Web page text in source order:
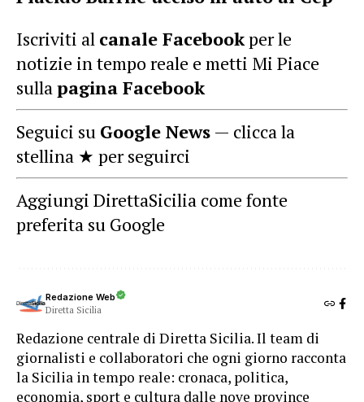
Iscriviti al canale Facebookper le
notizie in tempo reale e metti Mi Piace
sulla pagina Facebook
Seguici su Google News — clicca la
stellina ★ per seguirci
Aggiungi DirettaSicilia come fonte
preferita su Google
Redazione Web
Diretta Sicilia
Redazione centrale di Diretta Sicilia. Il team di
giornalisti e collaboratori che ogni giorno racconta
la Sicilia in tempo reale: cronaca, politica,
economia, sport e cultura dalle nove province